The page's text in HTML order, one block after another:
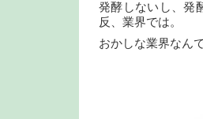
発酵しないし、発
反、業界では。
おかしな業界なん